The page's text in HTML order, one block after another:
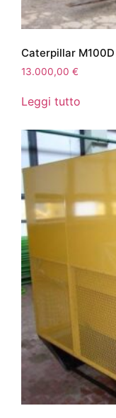
Caterpillar M100D
13.000,00 €
Leggi tutto